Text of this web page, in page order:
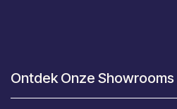
Ontdek Onze Showrooms